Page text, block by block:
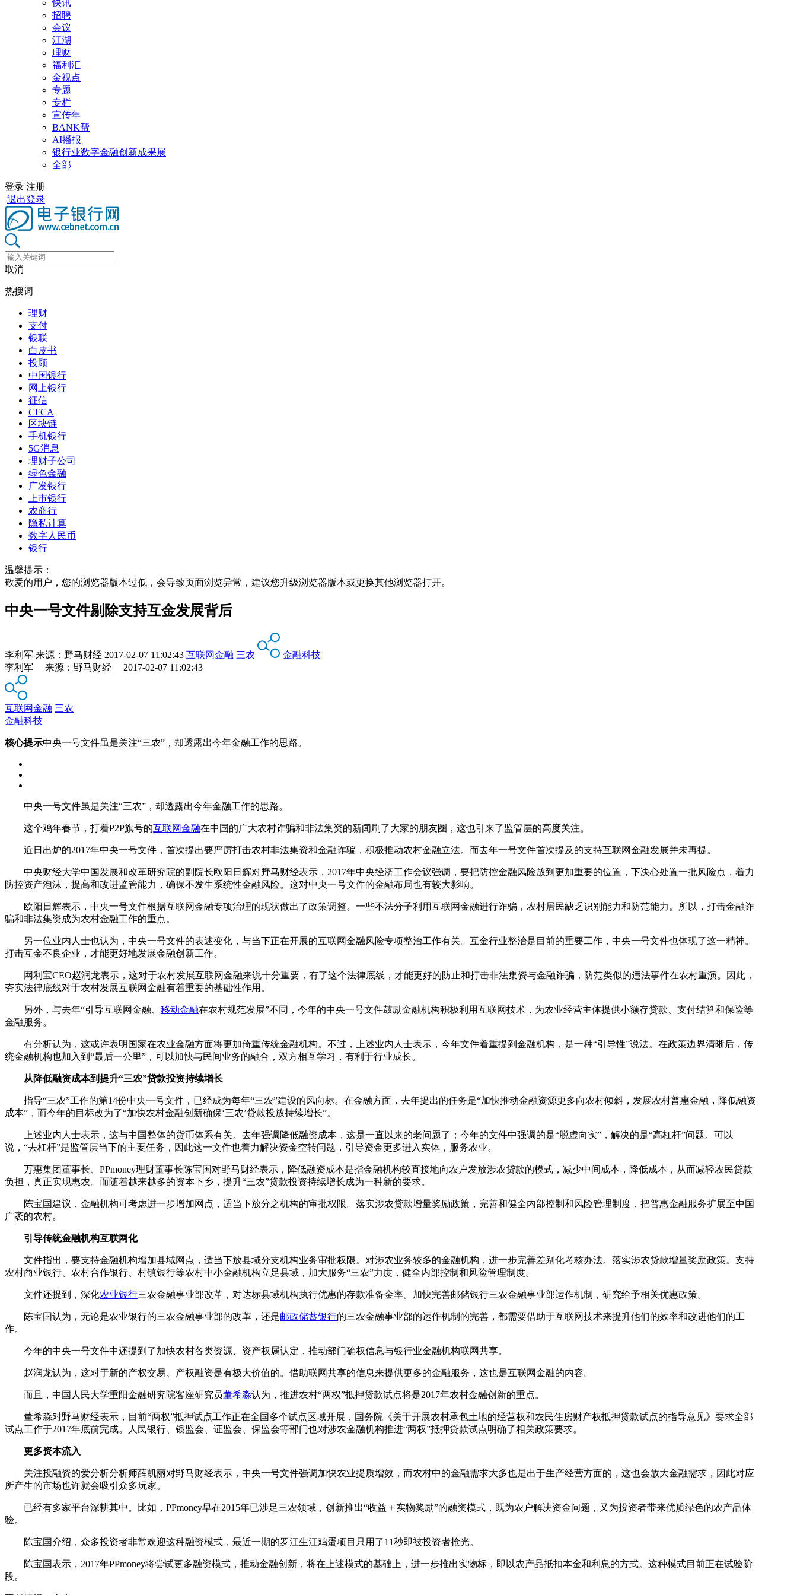
快讯
招聘
会议
江湖
理财
福利汇
金视点
专题
专栏
宣传年
BANK帮
AI播报
银行业数字金融创新成果展
全部
登录 注册
退出登录
取消
热搜词
理财
支付
银联
白皮书
投顾
中国银行
网上银行
征信
CFCA
区块链
手机银行
5G消息
理财子公司
绿色金融
广发银行
上市银行
农商行
隐私计算
数字人民币
银行
温馨提示：
敬爱的用户，您的浏览器版本过低，会导致页面浏览异常，建议您升级浏览器版本或更换其他浏览器打开。
中央一号文件剔除支持互金发展背后
李利军 来源： 野马财经 2017-02-07 11:02:43 互联网金融 三农
金融科技
李利军 来源：野马财经 2017-02-07 11:02:43
互联网金融 三农
金融科技
核心提示中央一号文件虽是关注“三农”，却透露出今年金融工作的思路。
中央一号文件虽是关注“三农”，却透露出今年金融工作的思路。
这个鸡年春节，打着P2P旗号的互联网金融在中国的广大农村诈骗和非法集资的新闻刷了大家的朋友圈，这也引来了监管层的高度关注。
近日出炉的2017年中央一号文件，首次提出要严厉打击农村非法集资和金融诈骗，积极推动农村金融立法。而去年一号文件首次提及的支持互联网金融发展并未再提。
中央财经大学中国发展和改革研究院的副院长欧阳日辉对野马财经表示，2017年中央经济工作会议强调，要把防控金融风险放到更加重要的位置，下决心处置一批风险点，着力
防控资产泡沫，提高和改进监管能力，确保不发生系统性金融风险。这对中央一号文件的金融布局也有较大影响。
欧阳日辉表示，中央一号文件根据互联网金融专项治理的现状做出了政策调整。一些不法分子利用互联网金融进行诈骗，农村居民缺乏识别能力和防范能力。所以，打击金融诈
骗和非法集资成为农村金融工作的重点。
另一位业内人士也认为，中央一号文件的表述变化，与当下正在开展的互联网金融风险专项整治工作有关。互金行业整治是目前的重要工作，中央一号文件也体现了这一精神。
打击互金不良企业，才能更好地发展金融创新工作。
网利宝CEO赵润龙表示，这对于农村发展互联网金融来说十分重要，有了这个法律底线，才能更好的防止和打击非法集资与金融诈骗，防范类似的违法事件在农村重演。因此，
夯实法律底线对于农村发展互联网金融有着重要的基础性作用。
另外，与去年“引导互联网金融、 移动金融在农村规范发展”不同，今年的中央一号文件鼓励金融机构积极利用互联网技术，为农业经营主体提供小额存贷款、支付结算和保险等
金融服务。
有分析认为，这或许表明国家在农业金融方面将更加倚重传统金融机构。不过，上述业内人士表示，今年文件着重提到金融机构，是一种“引导性”说法。在政策边界清晰后，传
统金融机构也加入到“最后一公里”，可以加快与民间业务的融合，双方相互学习，有利于行业成长。
从降低融资成本到提升“三农”贷款投资持续增长
指导“三农”工作的第14份中央一号文件，已经成为每年“三农”建设的风向标。在金融方面，去年提出的任务是“加快推动金融资源更多向农村倾斜，发展农村普惠金融，降低融资
成本”，而今年的目标改为了“加快农村金融创新确保‘三农’贷款投放持续增长”。
上述业内人士表示，这与中国整体的货币体系有关。去年强调降低融资成本，这是一直以来的老问题了；今年的文件中强调的是“脱虚向实”，解决的是“高杠杆”问题。可以
说，“去杠杆”是监管层当下的主要任务，因此这一文件也着力解决资金空转问题，引导资金更多进入实体，服务农业。
万惠集团董事长、PPmoney理财董事长陈宝国对野马财经表示，降低融资成本是指金融机构较直接地向农户发放涉农贷款的模式，减少中间成本，降低成本，从而减轻农民贷款
负担，真正实现惠农。而随着越来越多的资本下乡，提升“三农”贷款投资持续增长成为一种新的要求。
陈宝国建议，金融机构可考虑进一步增加网点，适当下放分之机构的审批权限。落实涉农贷款增量奖励政策，完善和健全内部控制和风险管理制度，把普惠金融服务扩展至中国
广袤的农村。
引导传统金融机构互联网化
文件指出，要支持金融机构增加县域网点，适当下放县域分支机构业务审批权限。对涉农业务较多的金融机构，进一步完善差别化考核办法。落实涉农贷款增量奖励政策。支持
农村商业银行、农村合作银行、村镇银行等农村中小金融机构立足县域，加大服务“三农”力度，健全内部控制和风险管理制度。
文件还提到，深化农业银行三农金融事业部改革，对达标县域机构执行优惠的存款准备金率。加快完善邮储银行三农金融事业部运作机制，研究给予相关优惠政策。
陈宝国认为，无论是农业银行的三农金融事业部的改革，还是邮政储蓄银行的三农金融事业部的运作机制的完善，都需要借助于互联网技术来提升他们的效率和改进他们的工
作。
今年的中央一号文件中还提到了加快农村各类资源、资产权属认定，推动部门确权信息与银行业金融机构联网共享。
赵润龙认为，这对于新的产权交易、产权融资是有极大价值的。借助联网共享的信息来提供更多的金融服务，这也是互联网金融的内容。
而且，中国人民大学重阳金融研究院客座研究员董希淼认为，推进农村“两权”抵押贷款试点将是2017年农村金融创新的重点。
董希淼对野马财经表示，目前“两权”抵押试点工作正在全国多个试点区域开展，国务院《关于开展农村承包土地的经营权和农民住房财产权抵押贷款试点的指导意见》要求全部
试点工作于2017年底前完成。人民银行、银监会、证监会、保监会等部门也对涉农金融机构推进“两权”抵押贷款试点明确了相关政策要求。
更多资本流入
关注投融资的爱分析分析师薛凯丽对野马财经表示，中央一号文件强调加快农业提质增效，而农村中的金融需求大多也是出于生产经营方面的，这也会放大金融需求，因此对应
所产生的市场也许就会吸引众多玩家。
已经有多家平台深耕其中。比如，PPmoney早在2015年已涉足三农领域，创新推出“收益＋实物奖励”的融资模式，既为农户解决资金问题，又为投资者带来优质绿色的农产品体
验。
陈宝国介绍，众多投资者非常欢迎这种融资模式，最近一期的罗江生江鸡蛋项目只用了11秒即被投资者抢光。
陈宝国表示，2017年PPmoney将尝试更多融资模式，推动金融创新，将在上述模式的基础上，进一步推出实物标，即以农产品抵扣本金和利息的方式。这种模式目前正在试验阶
段。